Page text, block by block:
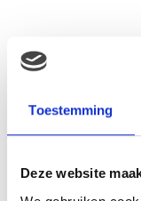
Toestemming
Deze website